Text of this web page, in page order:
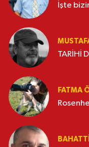
İşte
TARİHİ
FATMA